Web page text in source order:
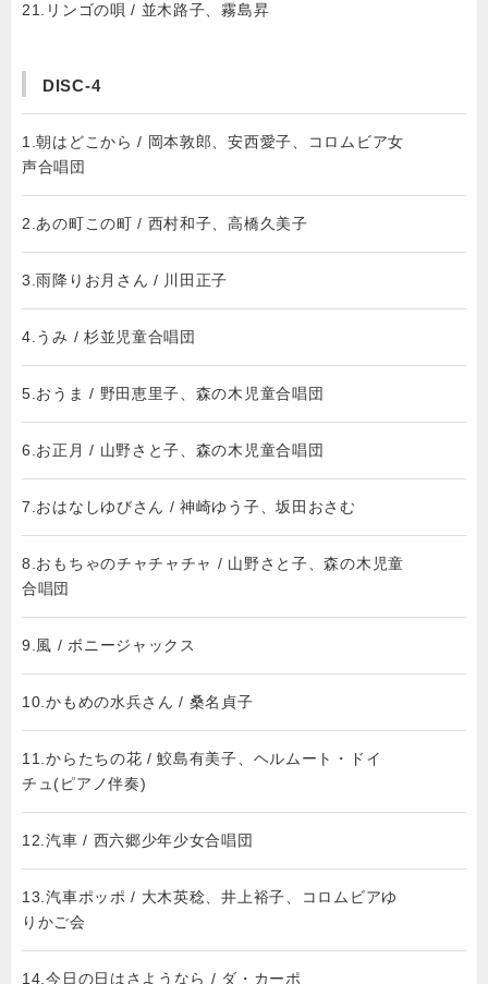
21.リンゴの唄 / 並木路子、霧島昇
DISC-4
1.朝はどこから / 岡本敦郎、安西愛子、コロムビア女
声合唱団
2.あの町この町 / 西村和子、高橋久美子
3.雨降りお月さん / 川田正子
4.うみ / 杉並児童合唱団
5.おうま / 野田恵里子、森の木児童合唱団
6.お正月 / 山野さと子、森の木児童合唱団
7.おはなしゆびさん / 神崎ゆう子、坂田おさむ
8.おもちゃのチャチャチャ / 山野さと子、森の木児童
合唱団
9.風 / ボニージャックス
10.かもめの水兵さん / 桑名貞子
11.からたちの花 / 鮫島有美子、ヘルムート・ドイ
チュ(ピアノ伴奏)
12.汽車 / 西六郷少年少女合唱団
13.汽車ポッポ / 大木英稔、井上裕子、コロムビアゆ
りかご会
14.今日の日はさようなら / ダ・カーポ